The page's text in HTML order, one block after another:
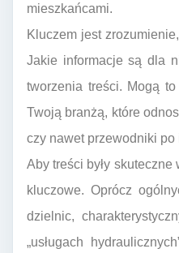
mieszkańcami.
Kluczem jest
Jakie informacje są dla
tworzenia treści. Mogą
Twoją branżą, które
czy nawet przewodniki
Aby treści były
kluczowe. Oprócz
dzielnic,
„usługach